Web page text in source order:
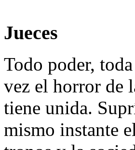
Jueces
Todo poder,
vez el horror de
tiene unida.
mismo instante